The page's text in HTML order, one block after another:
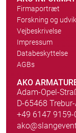
Firmaportræt
Forskning og
Vejbeskrivelse
Impressum
Databeskyttelse
AGBs
AKO
Adam-Opel-
D-65468
+49 6147 9159-